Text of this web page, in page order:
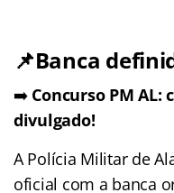
📌Banca
➡️ Concurso PM AL:
divulgado!
A Polícia Militar de
oficial com a banca